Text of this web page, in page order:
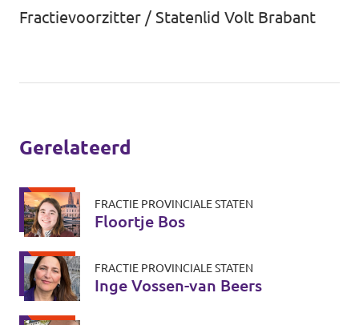
Fractievoorzitter / Statenlid Volt Brabant
Gerelateerd
FRACTIE PROVINCIALE STATEN
Floortje Bos
FRACTIE PROVINCIALE STATEN
Inge Vossen-van Beers